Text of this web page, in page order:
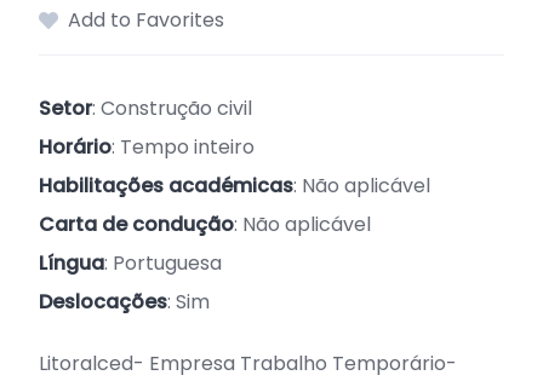
Add to Favorites
Setor: Construção civil
Horário: Tempo inteiro
Habilitações académicas: Não aplicável
Carta de condução: Não aplicável
Língua: Portuguesa
Deslocações: Sim
Litoralced- Empresa Trabalho Temporário-